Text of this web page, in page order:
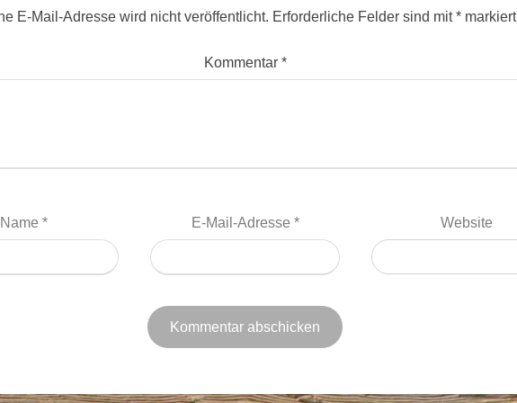
E-Mail-Adresse wird nicht veröffentlicht. Erforderliche Felder sind mit*markiert
Kommentar *
Name* E-Mail-Adresse * Website